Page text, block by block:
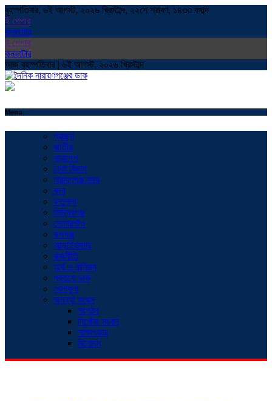
বৃহস্পতিবার, ৬ই আগস্ট, ২০২৬ খ্রিস্টাব্দ, ২২শে শ্রাবণ, ১৪৩৩ বঙ্গাব্দ
ই পেপার
কনভাটার
ই পেপার
কনভাটার
আজ বৃহস্পতিবার | ৬ই আগস্ট, ২০২৬ খ্রিস্টাব্দ
Menu
প্রচ্ছদ
জাতীয়
সারাদেশ
ঢাকা বিভাগ
নারায়ণগঞ্জ সদর
বন্দর
ফতুল্লা
সিদ্ধিরগঞ্জ
সোনারগাঁও
রূপগঞ্জ
আড়াইহাজার
রাজনীতি
অর্থ ও বাণিজ্য
প্রবাসে ডাক
খেলাধুলা
অনন্যা সংবাদ
সংগঠন
নিখোঁজ সংবাদ
সাক্ষাৎকার
বিনোদন